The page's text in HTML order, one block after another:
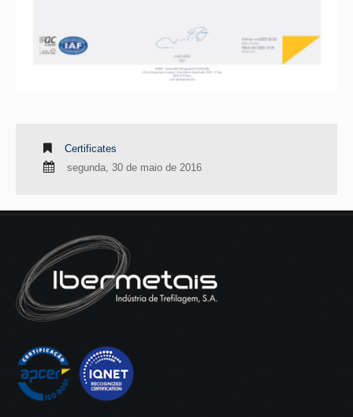
Certificates
segunda, 30 de maio de 2016